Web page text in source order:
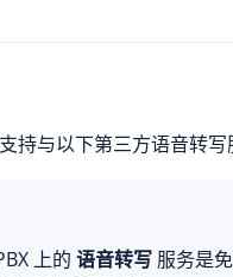
支持与以下第三方语音转
上的 语音转写服务是